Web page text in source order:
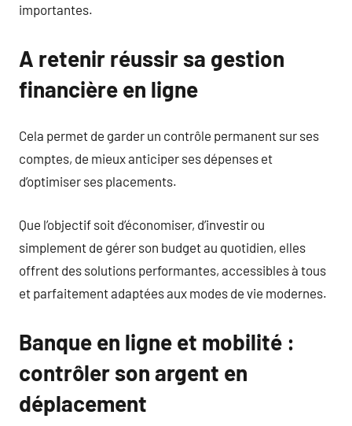
importantes.
A retenir réussir sa gestion
financière en ligne
Cela permet de garder un contrôle permanent sur ses
comptes, de mieux anticiper ses dépenses et
d’optimiser ses placements.
Que l’objectif soit d’économiser, d’investir ou
simplement de gérer son budget au quotidien, elles
offrent des solutions performantes, accessibles à tous
et parfaitement adaptées aux modes de vie modernes.
Banque en ligne et mobilité :
contrôler son argent en
déplacement